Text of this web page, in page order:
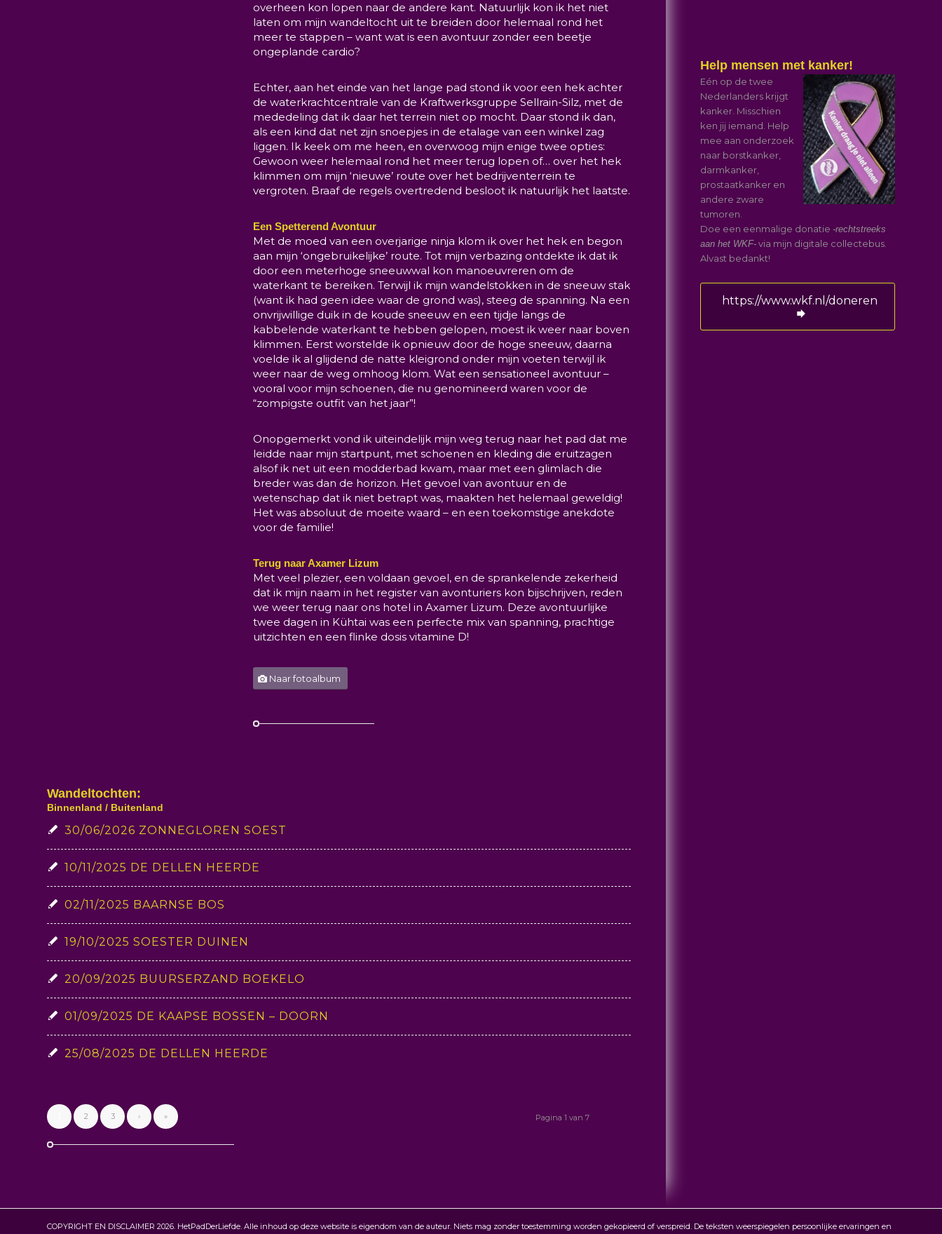
overheen kon lopen naar de andere kant. Natuurlijk kon ik het niet
laten om mijn wandeltocht uit te breiden door helemaal rond het
meer te stappen – want wat is een avontuur zonder een beetje
ongeplande cardio?
Echter, aan het einde van het lange pad stond ik voor een hek achter
de waterkrachtcentrale van de Kraftwerksgruppe Sellrain-Silz, met de
mededeling dat ik daar het terrein niet op mocht. Daar stond ik dan,
als een kind dat net zijn snoepjes in de etalage van een winkel zag
liggen. Ik keek om me heen, en overwoog mijn enige twee opties:
Gewoon weer helemaal rond het meer terug lopen of… over het hek
klimmen om mijn ‘nieuwe’ route over het bedrijventerrein te
vergroten. Braaf de regels overtredend besloot ik natuurlijk het laatste.
Een Spetterend Avontuur
Met de moed van een overjarige ninja klom ik over het hek en begon
aan mijn ‘ongebruikelijke’ route. Tot mijn verbazing ontdekte ik dat ik
door een meterhoge sneeuwwal kon manoeuvreren om de
waterkant te bereiken. Terwijl ik mijn wandelstokken in de sneeuw stak
(want ik had geen idee waar de grond was), steeg de spanning. Na een
onvrijwillige duik in de koude sneeuw en een tijdje langs de
kabbelende waterkant te hebben gelopen, moest ik weer naar boven
klimmen. Eerst worstelde ik opnieuw door de hoge sneeuw, daarna
voelde ik al glijdend de natte kleigrond onder mijn voeten terwijl ik
weer naar de weg omhoog klom. Wat een sensationeel avontuur –
vooral voor mijn schoenen, die nu genomineerd waren voor de
“zompigste outfit van het jaar”!
Onopgemerkt vond ik uiteindelijk mijn weg terug naar het pad dat me
leidde naar mijn startpunt, met schoenen en kleding die eruitzagen
alsof ik net uit een modderbad kwam, maar met een glimlach die
breder was dan de horizon. Het gevoel van avontuur en de
wetenschap dat ik niet betrapt was, maakten het helemaal geweldig!
Het was absoluut de moeite waard – en een toekomstige anekdote
voor de familie!
Terug naar Axamer Lizum
Met veel plezier, een voldaan gevoel, en de sprankelende zekerheid
dat ik mijn naam in het register van avonturiers kon bijschrijven, reden
we weer terug naar ons hotel in Axamer Lizum. Deze avontuurlijke
twee dagen in Kühtai was een perfecte mix van spanning, prachtige
uitzichten en een flinke dosis vitamine D!
Naar fotoalbum
Wandeltochten:
Binnenland / Buitenland
30/06/2026 ZONNEGLOREN SOEST
10/11/2025 DE DELLEN HEERDE
02/11/2025 BAARNSE BOS
19/10/2025 SOESTER DUINEN
20/09/2025 BUURSERZAND BOEKELO
01/09/2025 DE KAAPSE BOSSEN – DOORN
25/08/2025 DE DELLEN HEERDE
Pagina 1 van 7
2 3 › »
Help mensen met kanker!
Eén op de twee
Nederlanders krijgt
kanker. Misschien
ken jij iemand. Help
mee aan onderzoek
naar borstkanker,
darmkanker,
prostaatkanker en
andere zware
tumoren.
Doe een eenmalige donatie-rechtstreeks
aan het WKF- via mijn digitale collectebus.
Alvast bedankt!
https://www.wkf.nl/doneren
COPYRIGHT EN DISCLAIMER 2026. HetPadDerLiefde. Alle inhoud op deze website is eigendom van de auteur. Niets mag zonder toestemming worden gekopieerd of verspreid. De teksten weerspiegelen persoonlijke ervaringen en